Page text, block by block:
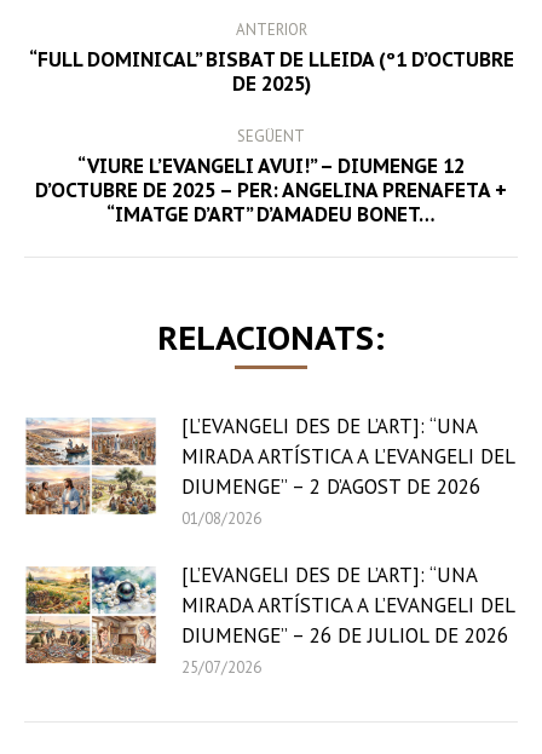
NAVIGATION
ANTERIOR
Previous
post:
“FULL DOMINICAL” BISBAT DE LLEIDA (º1 D’OCTUBRE
DE 2025)
SEGÜENT
Next
post:
“VIURE L’EVANGELI AVUI!” – DIUMENGE 12
D’OCTUBRE DE 2025 – PER: ANGELINA PRENAFETA +
“IMATGE D’ART” D’AMADEU BONET…
RELACIONATS:
[L’EVANGELI DES DE L’ART]: “UNA
MIRADA ARTÍSTICA A L’EVANGELI DEL
DIUMENGE” – 2 D’AGOST DE 2026
01/08/2026
[L’EVANGELI DES DE L’ART]: “UNA
MIRADA ARTÍSTICA A L’EVANGELI DEL
DIUMENGE” – 26 DE JULIOL DE 2026
25/07/2026